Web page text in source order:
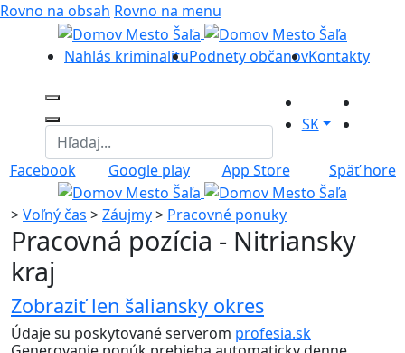
Rovno na obsah Rovno na menu
Nahlás kriminalituPodnety občanovKontakty
SK
Facebook Google play App Store Späť hore
>Voľný čas >Záujmy> Pracovné ponuky
Pracovná pozícia - Nitriansky
kraj
Zobraziť len šaliansky okres
Údaje su poskytované serverom profesia.sk